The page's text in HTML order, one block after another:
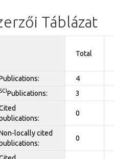
Táblázat
Total
4
Publications: 3
0
locally cited
0